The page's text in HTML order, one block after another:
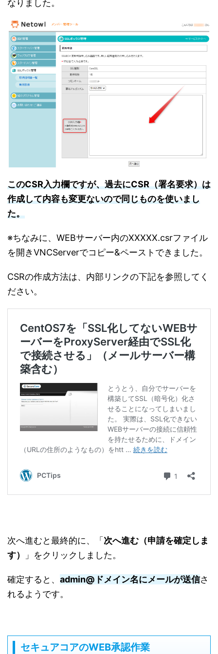
なりました。
このCSR入力欄ですが、過去にCSR（署名要求）は
作成して内容も変更ないので同じものを使いまし
た。
※ちなみに、WEBサーバー内のXXXXX.csrファイル
を開きVNCServerでコピー&ペーストできました。
CSRの作成方法は、内部リンクの下記を参照してく
ださい。
次へ進むと最終的に、「 次へ進む（申請を確定しま
す）
」をクリックしました。
確定すると、 admin@ドメイン名にメールが送信さ
れるようです。
セキュアコアのWEB承認作業